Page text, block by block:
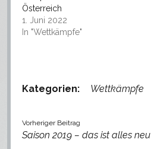
Österreich
1. Juni 2022
In "Wettkämpfe"
Kategorien: Wettkämpfe
Vorheriger Beitrag
Saison 2019 – das ist alles neu